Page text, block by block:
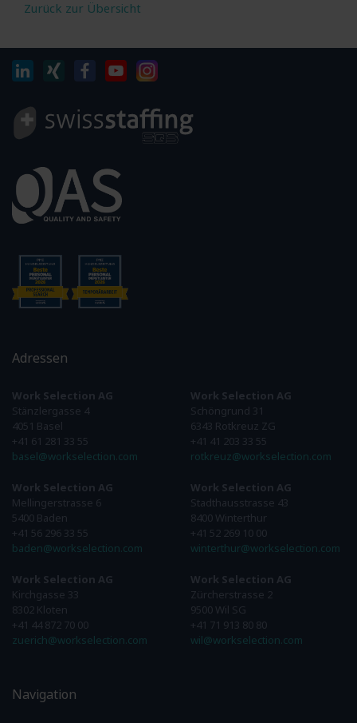
Zurück zur Übersicht
Adressen
Work Selection AG
Stänzlergasse 4
4051 Basel
+41 61 281 33 55
basel@workselection.com
Work Selection AG
Mellingerstrasse 6
5400 Baden
+41 56 296 33 55
baden@workselection.com
Work Selection AG
Kirchgasse 33
8302 Kloten
+41 44 872 70 00
zuerich@workselection.com
Work Selection AG
Schöngrund 31
6343 Rotkreuz ZG
+41 41 203 33 55
rotkreuz@workselection.com
Work Selection AG
Stadthausstrasse 43
8400 Winterthur
+41 52 269 10 00
winterthur@workselection.com
Work Selection AG
Zürcherstrasse 2
9500 Wil SG
+41 71 913 80 80
wil@workselection.com
Navigation